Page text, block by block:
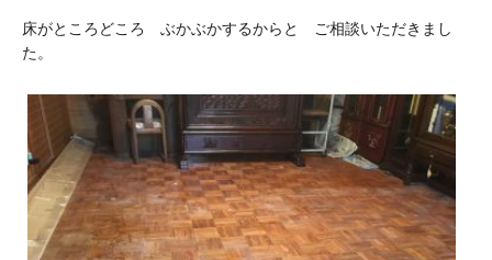
床がところどころ ぶかぶかするからと ご相談いただきまし
た。